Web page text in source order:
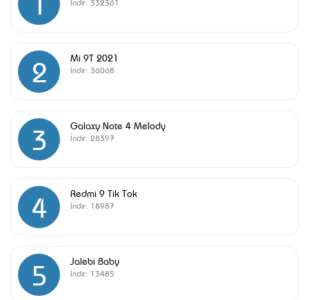
2 Mi 9T 2021
İndir: 36068
3 Galaxy Note 4 Melody
İndir: 28397
4 Redmi 9 Tik Tok
İndir: 18987
5 Jalebi Baby
İndir: 13485